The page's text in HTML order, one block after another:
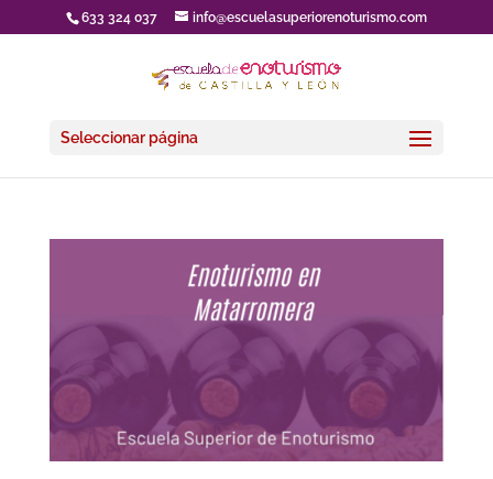
633 324 037 info@escuelasuperiorenoturismo.com
Seleccionar página